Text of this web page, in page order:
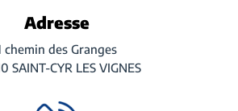
Adresse
chemin des Granges
SAINT-CYR LES VIGNES